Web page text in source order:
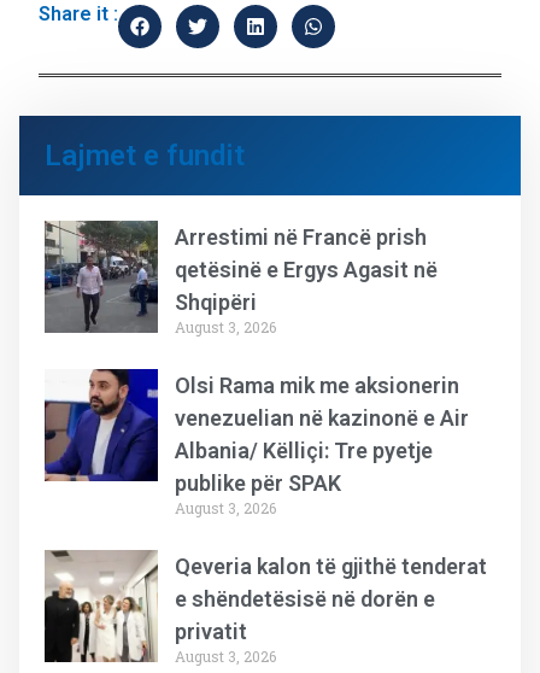
Share it :
Lajmet e fundit
Arrestimi në Francë prish
qetësinë e Ergys Agasit në
Shqipëri
August 3, 2026
Olsi Rama mik me aksionerin
venezuelian në kazinonë e Air
Albania/ Këlliçi: Tre pyetje
publike për SPAK
August 3, 2026
Qeveria kalon të gjithë tenderat
e shëndetësisë në dorën e
privatit
August 3, 2026